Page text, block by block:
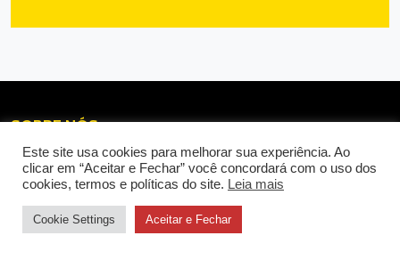
SOBRE NÓS
Este site usa cookies para melhorar sua experiência. Ao
clicar em “Aceitar e Fechar” você concordará com o uso dos
cookies, termos e políticas do site. Leia mais
Cookie Settings Aceitar e Fechar